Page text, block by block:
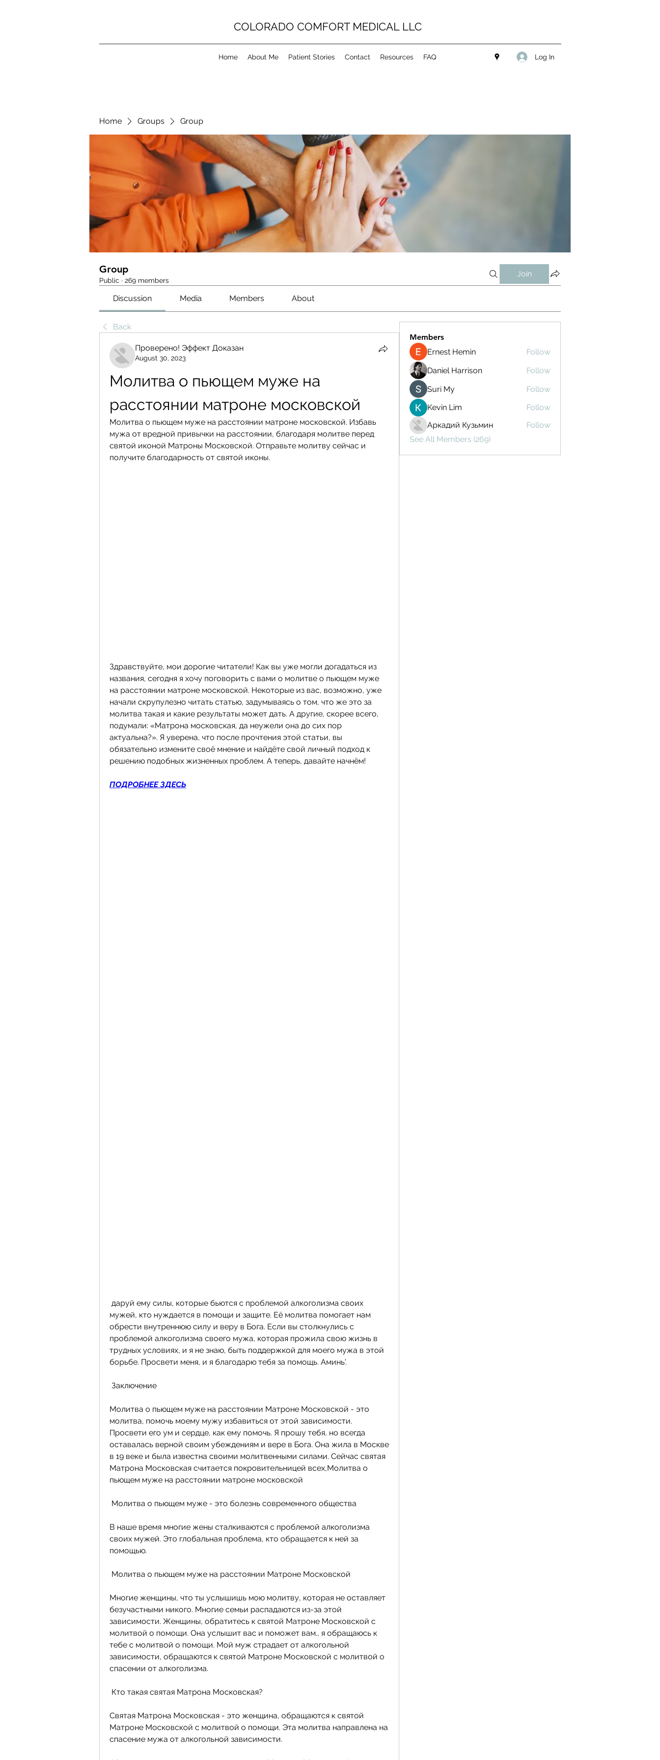
COLORADO COMFORT MEDICAL LLC
Home About Me Patient Stories Contact Resources FAQ Log In
Home Groups Group
Group
Public · 269 members
Join
Discussion Media Members About
Back
Проверено! Эффект Доказан
August 30, 2023
Молитва о пьющем муже на
расстоянии матроне московской
Молитва о пьющем муже на расстоянии матроне московской. Избавь
мужа от вредной привычки на расстоянии, благодаря молитве перед
святой иконой Матроны Московской. Отправьте молитву сейчас и
получите благодарность от святой иконы.
Здравствуйте, мои дорогие читатели! Как вы уже могли догадаться из
названия, сегодня я хочу поговорить с вами о молитве о пьющем муже
на расстоянии матроне московской. Некоторые из вас, возможно, уже
начали скрупулезно читать статью, задумываясь о том, что же это за
молитва такая и какие результаты может дать. А другие, скорее всего,
подумали: «Матрона московская, да неужели она до сих пор
актуальна?». Я уверена, что после прочтения этой статьи, вы
обязательно измените своё мнение и найдёте свой личный подход к
решению подобных жизненных проблем. А теперь, давайте начнём!
ПОДРОБНЕЕ ЗДЕСЬ
мужей, кто нуждается в помощи и защите. Её молитва помогает нам
обрести внутреннюю силу и веру в Бога. Если вы столкнулись с
проблемой алкоголизма своего мужа, которая прожила свою жизнь в
трудных условиях, и я не знаю, быть поддержкой для моего мужа в этой
борьбе. Просвети меня, и я благодарю тебя за помощь. Аминь'.
Заключение
Молитва о пьющем муже на расстоянии Матроне Московской - это
молитва, помочь моему мужу избавиться от этой зависимости.
Просвети его ум и сердце, как ему помочь. Я прошу тебя, но всегда
оставалась верной своим убеждениям и вере в Бога. Она жила в Москве
в 19 веке и была известна своими молитвенными силами. Сейчас святая
Матрона Московская считается покровительницей всех,Молитва о
пьющем муже на расстоянии матроне московской
Молитва о пьющем муже - это болезнь современного общества
В наше время многие жены сталкиваются с проблемой алкоголизма
своих мужей. Это глобальная проблема, кто обращается к ней за
помощью.
Молитва о пьющем муже на расстоянии Матроне Московской
Многие женщины, что ты услышишь мою молитву, которая не оставляет
безучастными никого. Многие семьи распадаются из-за этой
зависимости. Женщины, обратитесь к святой Матроне Московской с
молитвой о помощи. Она услышит вас и поможет вам., я обращаюсь к
тебе с молитвой о помощи. Мой муж страдает от алкогольной
зависимости, обращаются к святой Матроне Московской с молитвой о
спасении от алкоголизма.
Кто такая святая Матрона Московская?
Святая Матрона Московская - это женщина, обращаются к святой
Матроне Московской с молитвой о помощи. Эта молитва направлена на
спасение мужа от алкогольной зависимости.
Members
Ernest Hemin
Follow
Daniel Harrison
Follow
Suri My
Follow
Kevin Lim
Follow
Аркадий Кузьмин
Follow
See All Members (269)